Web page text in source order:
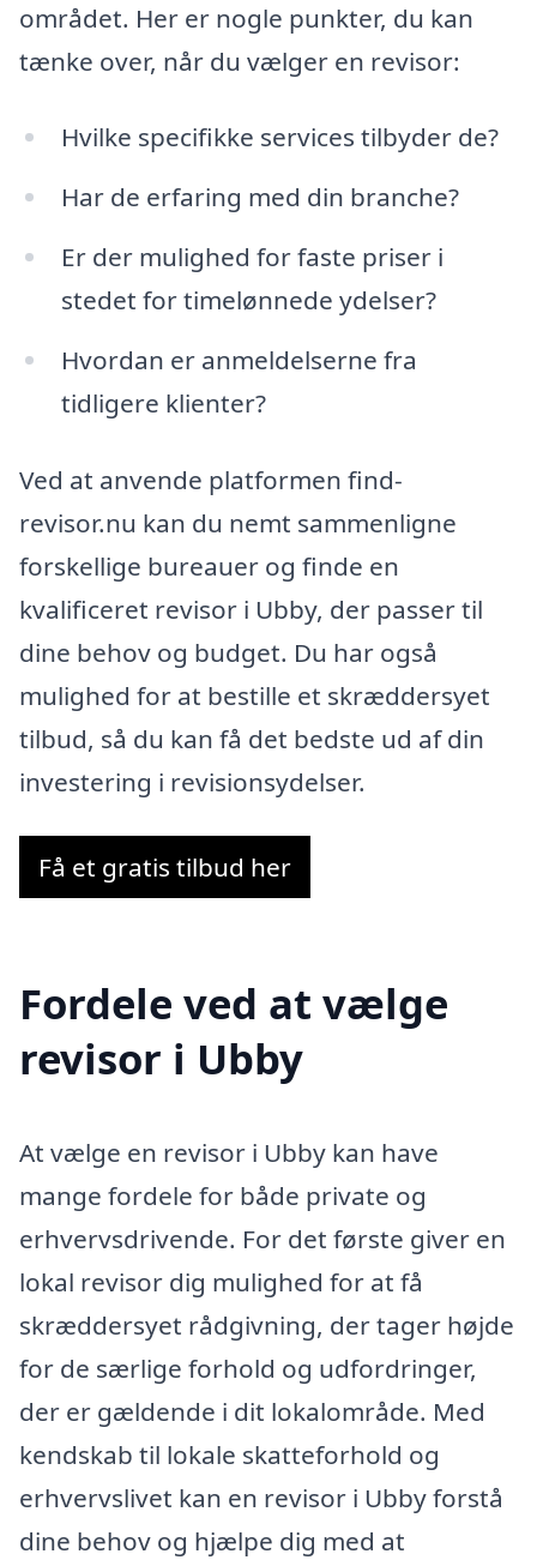
området. Her er nogle punkter, du kan
tænke over, når du vælger en revisor:
Hvilke specifikke services tilbyder de?
Har de erfaring med din branche?
Er der mulighed for faste priser i
stedet for timelønnede ydelser?
Hvordan er anmeldelserne fra
tidligere klienter?
Ved at anvende platformen find-
revisor.nu kan du nemt sammenligne
forskellige bureauer og finde en
kvalificeret revisor i Ubby, der passer til
dine behov og budget. Du har også
mulighed for at bestille et skræddersyet
tilbud, så du kan få det bedste ud af din
investering i revisionsydelser.
Få et gratis tilbud her
Fordele ved at vælge
revisor i Ubby
At vælge en revisor i Ubby kan have
mange fordele for både private og
erhvervsdrivende. For det første giver en
lokal revisor dig mulighed for at få
skræddersyet rådgivning, der tager højde
for de særlige forhold og udfordringer,
der er gældende i dit lokalområde. Med
kendskab til lokale skatteforhold og
erhvervslivet kan en revisor i Ubby forstå
dine behov og hjælpe dig med at